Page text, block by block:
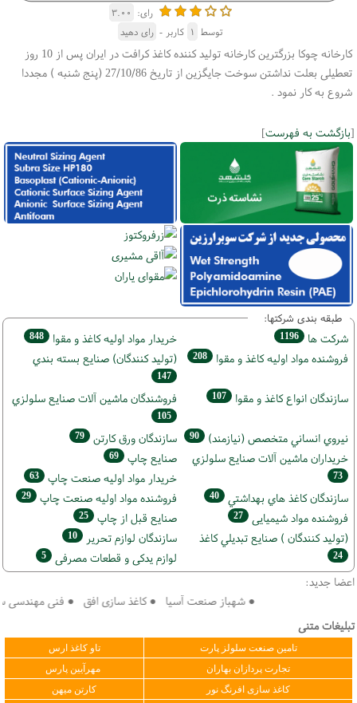
رای: ۳.۰۰
توسط ۱ کاربر - رای دهید
كارخانه چوكا بزرگترین كارخانه تولید كننده كاغذ كرافت در ایران پس از 10 روز
تعطیلی بعلت نداشتن سوخت جایگزین از تاریخ 27/10/86 (پنج شنبه ) مجددا
شروع به كار نمود .
[بازگشت به فهرست]
طبقه بندی شرکتها:
شركت ها 1196 خريدار مواد اوليه كاغذ و مقوا 848
فروشنده مواد اوليه كاغذ و مقوا 208 (تولید كنندگان) صنايع بسته بندي
147
سازندگان انواع کاغذ و مقوا 107 فروشندگان ماشين آلات صنايع سلولزي
105
نيروي انساني متخصص (نیازمند) 90 سازندگان ورق كارتن 79
خریداران ماشين آلات صنايع سلولزي
73
صنايع چاپ 69
خريدار مواد اوليه صنعت چاپ 63
سازندگان كاغذ هاي بهداشتي 40 فروشنده مواد اوليه صنعت چاپ 29
فروشنده مواد شیمیایی 27 صنايع قبل از چاپ 25
(تولید كنندگان ) صنايع تبديلي كاغذ
24
سازندگان لوازم تحریر 10
لوازم یدکی و قطعات مصرفی 5
اعضا جدید:
● شهباز صنعت آسیا ● کاغذ سازی افق ● فنی مهندسی
تبلیغات متنی
تامین صنعت سلولز پارت
تاو کاغذ ارس
تجارت پردازان بهاران
مهرآیین پارس
کاغذ سازی افرنگ نور
کارتن میهن